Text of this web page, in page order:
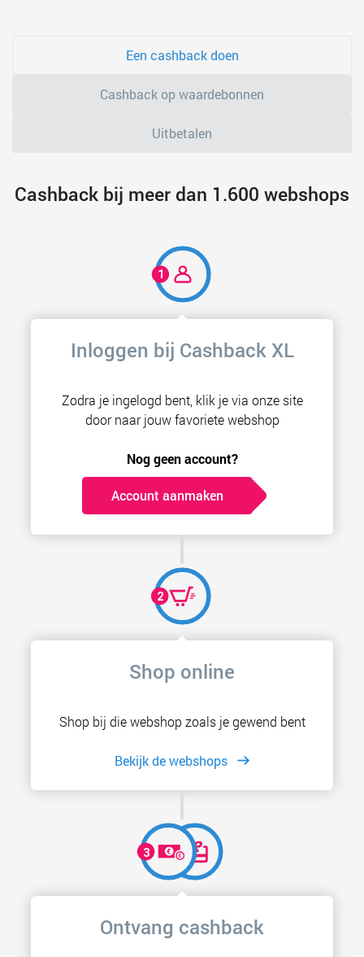
Een cashback doen
Cashback op waardebonnen
Uitbetalen
Cashback bij meer dan 1.600 webshops
Inloggen bij Cashback XL
Zodra je ingelogd bent, klik je via onze site
door naar jouw favoriete webshop
Nog geen account?
Account aanmaken
Shop online
Shop bij die webshop zoals je gewend bent
Bekijk de webshops
Ontvang cashback